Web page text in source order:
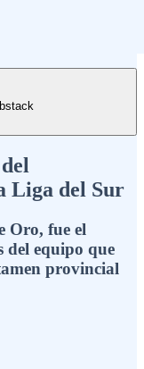
Liga del Sur
Oro, fue el
del equipo que
provincial